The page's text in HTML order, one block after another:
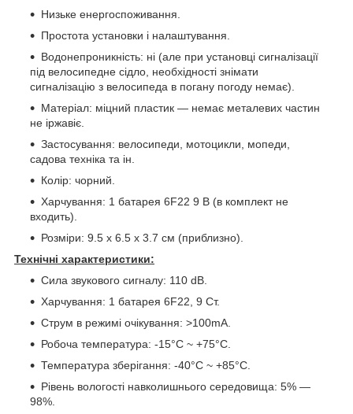
Низьке енергоспоживання.
Простота установки і налаштування.
Водонепроникність: ні (але при установці сигналізації
під велосипедне сідло, необхідності знімати
сигналізацію з велосипеда в погану погоду немає).
Матеріал: міцний пластик ― немає металевих частин
не іржавіє.
Застосування: велосипеди, мотоцикли, мопеди,
садова техніка та ін.
Колір: чорний.
Харчування: 1 батарея 6F22 9 В (в комплект не
входить).
Розміри: 9.5 x 6.5 x 3.7 см (приблизно).
Технічні характеристики:
Сила звукового сигналу: 110 dB.
Харчування: 1 батарея 6F22, 9 Ст.
Струм в режимі очікування: >100mA.
Робоча температура: -15°C ~ +75°C.
Температура зберігання: -40°C ~ +85°C.
Рівень вологості навколишнього середовища: 5% ―
98%.